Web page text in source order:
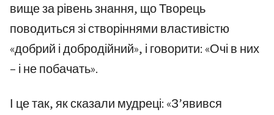
вище за рівень знання, що Творець
поводиться зі створіннями властивістю
«добрий і добродійний», і говорити: «Очі в них
– і не побачать».
І це так, як сказали мудреці: «З’явився